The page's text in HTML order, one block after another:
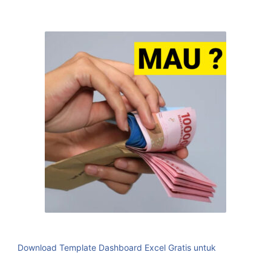
Download Template Dashboard Excel Gratis untuk